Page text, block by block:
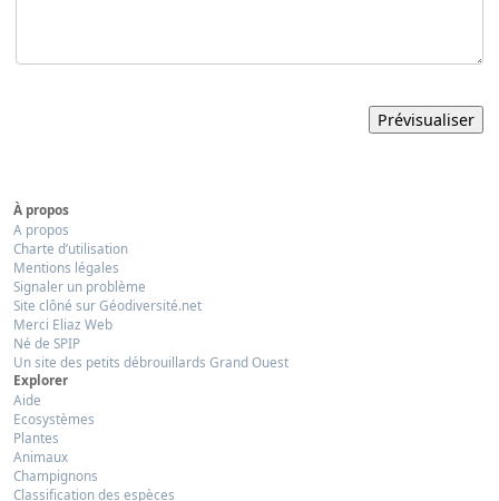
À propos
A propos
Charte d’utilisation
Mentions légales
Signaler un problème
Site clôné sur Géodiversité.net
Merci Eliaz Web
Né de SPIP
Un site des petits débrouillards Grand Ouest
Explorer
Aide
Ecosystèmes
Plantes
Animaux
Champignons
Classification des espèces